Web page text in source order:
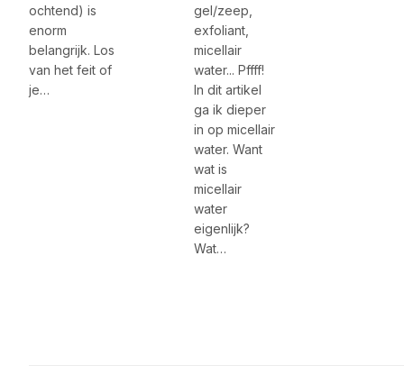
ochtend) is
enorm
belangrijk. Los
van het feit of
je…
gel/zeep,
exfoliant,
micellair
water... Pffff!
In dit artikel
ga ik dieper
in op micellair
water. Want
wat is
micellair
water
eigenlijk?
Wat…